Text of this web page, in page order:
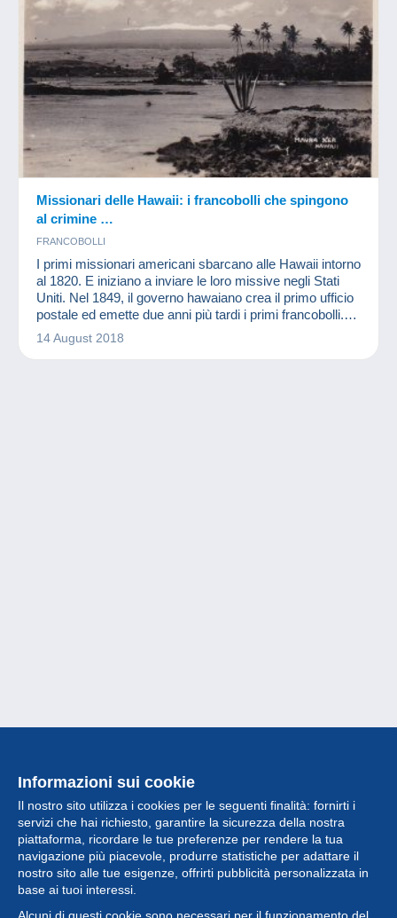
Missionari delle Hawaii: i francobolli che spingono
al crimine …
FRANCOBOLLI
I primi missionari americani sbarcano alle Hawaii intorno
al 1820. E iniziano a inviare le loro missive negli Stati
Uniti. Nel 1849, il governo hawaiano crea il primo ufficio
postale ed emette due anni più tardi i primi francobolli.
Visto il loro utilizzo, questi francobolli vengono battezzati
"Missionari delle Hawaii". Hanno un valore facciale di 2,
14 August 2018
Informazioni sui cookie
Il nostro sito utilizza i cookies per le seguenti finalità: fornirti i
servizi che hai richiesto, garantire la sicurezza della nostra
piattaforma, ricordare le tue preferenze per rendere la tua
navigazione più piacevole, produrre statistiche per adattare il
nostro sito alle tue esigenze, offrirti pubblicità personalizzata in
base ai tuoi interessi.
Collezione